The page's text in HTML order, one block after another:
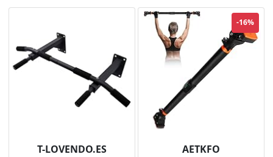
T-LOVENDO.ES
-16%
AETKFO